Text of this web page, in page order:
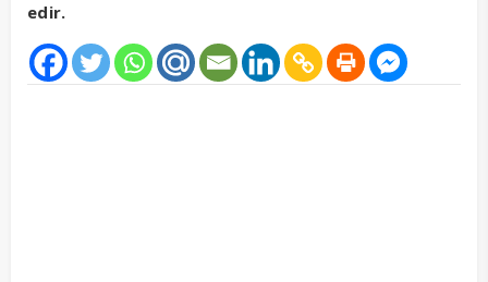
edir.